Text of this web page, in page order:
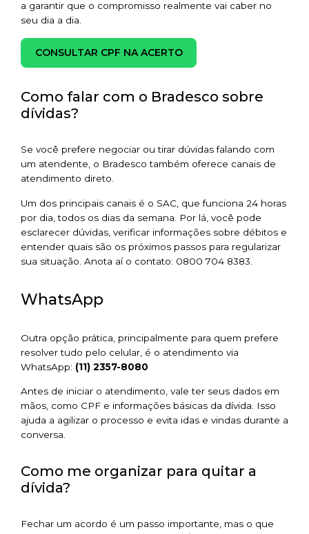
a garantir que o compromisso realmente vai caber no
seu dia a dia.
CONSULTAR CPF NA ACERTO
Como falar com o Bradesco sobre
dívidas?
Se você prefere negociar ou tirar dúvidas falando com
um atendente, o Bradesco também oferece canais de
atendimento direto.
Um dos principais canais é o SAC, que funciona 24 horas
por dia, todos os dias da semana. Por lá, você pode
esclarecer dúvidas, verificar informações sobre débitos e
entender quais são os próximos passos para regularizar
sua situação. Anota aí o contato: 0800 704 8383.
WhatsApp
Outra opção prática, principalmente para quem prefere
resolver tudo pelo celular, é o atendimento via
WhatsApp: (11) 2357-8080
Antes de iniciar o atendimento, vale ter seus dados em
mãos, como CPF e informações básicas da dívida. Isso
ajuda a agilizar o processo e evita idas e vindas durante a
conversa.
Como me organizar para quitar a
dívida?
Fechar um acordo é um passo importante, mas o que